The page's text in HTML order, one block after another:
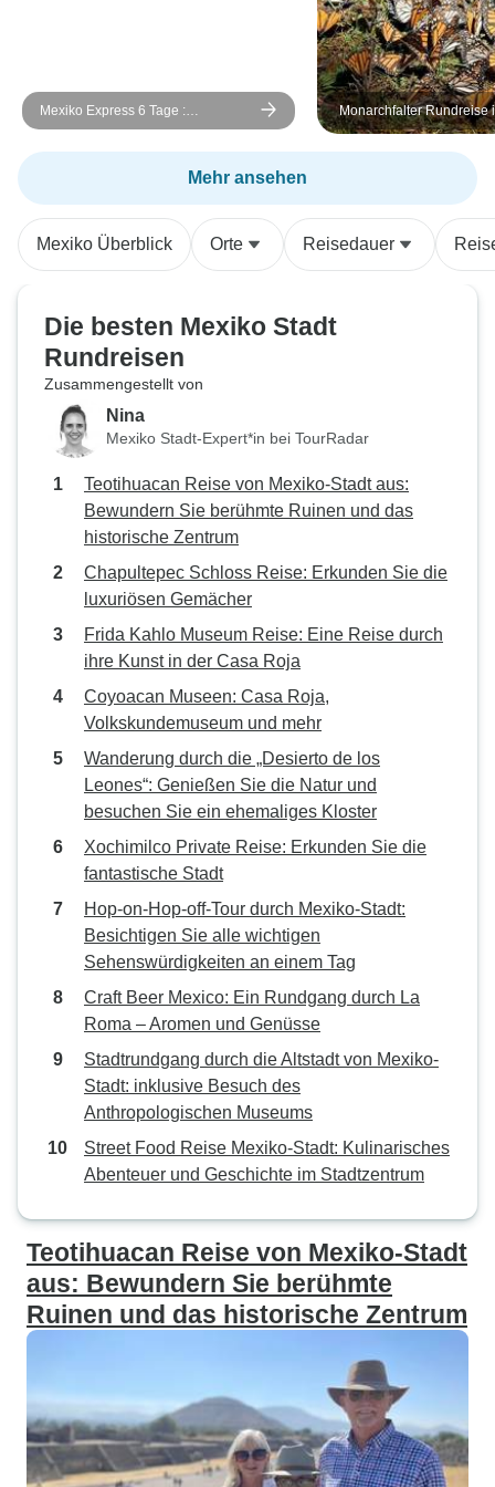
Mexiko Express 6 Tage :
Teotihuacan, Xochimilco &
verborgene Juwelen
Monarchfalter Rundreise
Mehr ansehen
Mexiko Überblick Orte Reisedauer
Die besten Mexiko Stadt
Rundreisen
Zusammengestellt von
Nina
Mexiko Stadt-Expert*in bei TourRadar
Teotihuacan Reise von Mexiko-Stadt aus:
Bewundern Sie berühmte Ruinen und das
historische Zentrum
Chapultepec Schloss Reise: Erkunden Sie die
luxuriösen Gemächer
Frida Kahlo Museum Reise: Eine Reise durch
ihre Kunst in der Casa Roja
Coyoacan Museen: Casa Roja,
Volkskundemuseum und mehr
Wanderung durch die „Desierto de los
Leones“: Genießen Sie die Natur und
besuchen Sie ein ehemaliges Kloster
Xochimilco Private Reise: Erkunden Sie die
fantastische Stadt
Hop-on-Hop-off-Tour durch Mexiko-Stadt:
Besichtigen Sie alle wichtigen
Sehenswürdigkeiten an einem Tag
Craft Beer Mexico: Ein Rundgang durch La
Roma – Aromen und Genüsse
Stadtrundgang durch die Altstadt von Mexiko-
Stadt: inklusive Besuch des
Anthropologischen Museums
Street Food Reise Mexiko-Stadt: Kulinarisches
Abenteuer und Geschichte im Stadtzentrum
Teotihuacan Reise von Mexiko-Stadt
aus: Bewundern Sie berühmte
Ruinen und das historische Zentrum